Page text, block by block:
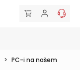
> PC-i na našem